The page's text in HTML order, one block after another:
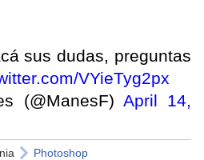
sus dudas, preguntas
VYieTyg2px
(@ManesF) April 14,
Photoshop